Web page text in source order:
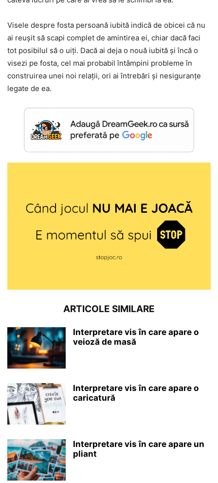
Visele despre fosta persoană iubită indică de obicei că nu
ai reușit să scapi complet de amintirea ei, chiar dacă faci
tot posibilul să o uiți. Dacă ai deja o nouă iubită și încă o
visezi pe fosta, cel mai probabil întâmpini probleme în
construirea unei noi relații, ori ai întrebări și nesiguranțe
legate de ea.
ARTICOLE SIMILARE
Interpretare vis în care apare o
veioză de masă
Interpretare vis în care apare o
caricatură
Interpretare vis în care apare un
pliant